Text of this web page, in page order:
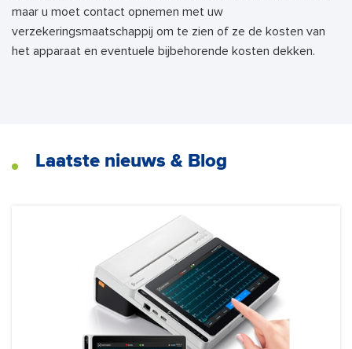
maar u moet contact opnemen met uw
verzekeringsmaatschappij om te zien of ze de kosten van
het apparaat en eventuele bijbehorende kosten dekken.
Laatste nieuws & Blog